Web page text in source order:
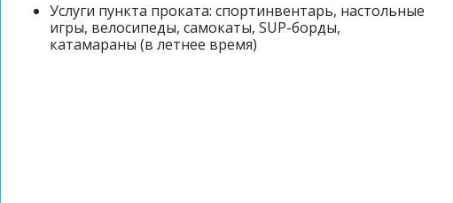
Услуги пункта проката: спортинвентарь, настольные
игры, велосипеды, самокаты, SUP-борды,
катамараны (в летнее время)